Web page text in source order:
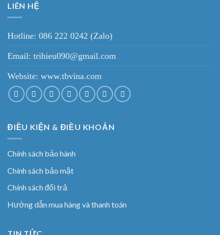
LIÊN HỆ
Hotline: 086 222 0242 (Zalo)
Email: trihieu090@gmail.com
Website: www.tbvina.com
ĐIỀU KIỆN & ĐIỀU KHOẢN
Chính sách bảo hành
Chính sách bảo mật
Chính sách đổi trả
Hướng dẫn mua hàng và thanh toán
TIN TỨC